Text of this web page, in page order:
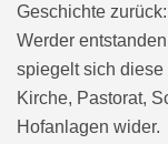
Geschichte
Werder
spiegelt sich
Kirche, Pastorat,
Hofanlagen wider.